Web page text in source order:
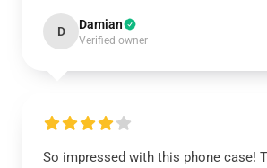
D Damian
Verified owner
So impressed with this phone case!